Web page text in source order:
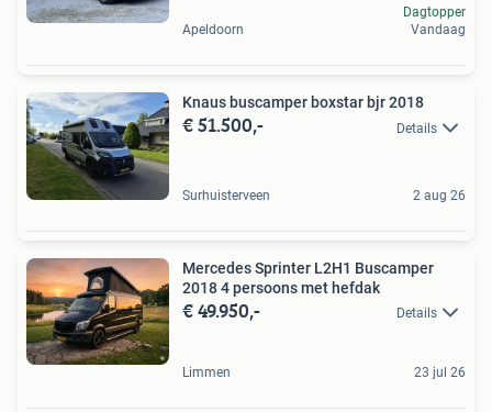
Apeldoorn
Dagtopper
Vandaag
Knaus buscamper boxstar bjr 2018
€ 51.500,- Details
Surhuisterveen 2 aug 26
Mercedes Sprinter L2H1 Buscamper
2018 4 persoons met hefdak
€ 49.950,- Details
Limmen 23 jul 26